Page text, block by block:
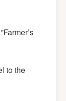
to the